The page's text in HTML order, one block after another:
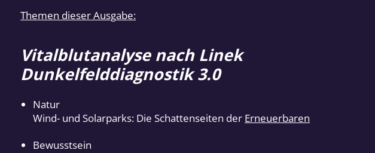
Themen dieser Ausgabe:
Vitalblutanalyse nach Linek
Dunkelfelddiagnostik 3.0
Natur
Wind- und Solarparks: Die Schattenseiten der Erneuerbaren
Bewusstsein